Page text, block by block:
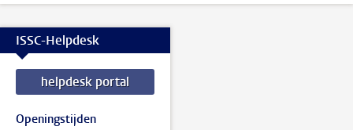
ISSC-Helpdesk
helpdesk portal
Openingstijden